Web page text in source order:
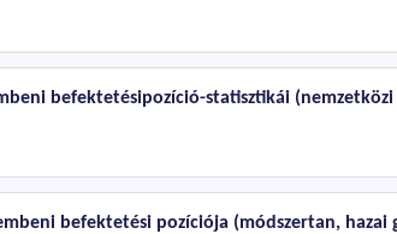
befektetésipozíció-statisztikái
befektetési pozíciója (módszertan,